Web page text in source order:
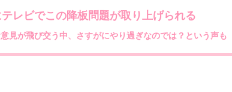
レビでこの降板問題が取り上げられる
見が飛び交う中、さすがにやり過ぎなのでは？という声も